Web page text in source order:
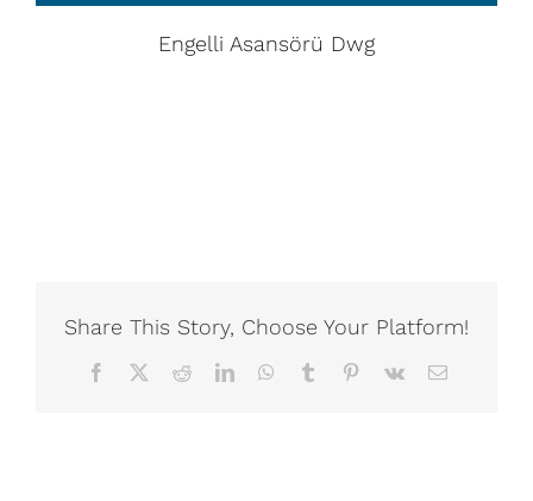
Engelli Asansörü Dwg
Share This Story, Choose Your Platform!
Facebook RedditLinkedInWhatsApp
Tumblr Pinterest
Vk Email